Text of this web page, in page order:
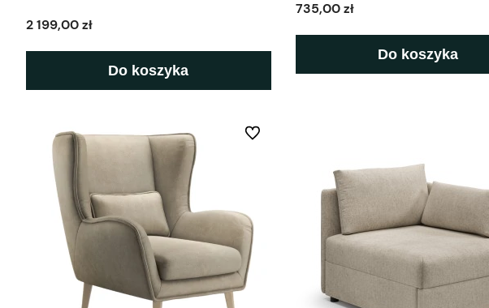
2 199,00 zł
Do koszyka
735,00 zł
Do koszyka
Do ulubionych